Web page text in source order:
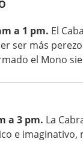
a 1 pm. El
ser más
el Mono
a 3 pm. La
e imaginativo,